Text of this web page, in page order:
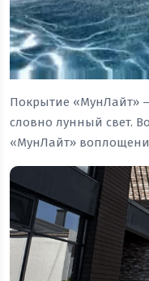
Покрытие «МунЛайт»
словно лунный свет.
«МунЛайт»